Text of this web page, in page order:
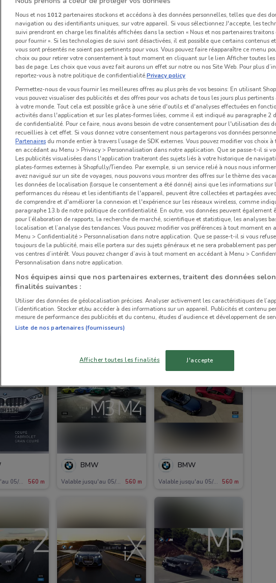
560 m
Valable jusqu'au 05/11 560 m
BMW
Valable jusqu'au 05/11 560 m
BMW
Valable jusqu'au 05/11 560 m
Nous et nos 1012partenaires stockons et accédons à des données personnelles, telles que des
navigation ou des identifiants uniques, sur votre appareil. Si vous sélectionnez J'accepte, les
suivi prendront en charge les finalités affichées dans la section « Nous et nos partenaires traitons
pour fournir ». Si les technologies de suivi sont désactivées, il est possible que certains contenus
vous sont présentés ne soient pas pertinents pour vous. Vous pouvez faire réapparaître ce menu
choix ou pour retirer votre consentement à tout moment en cliquant sur le lien Afficher toutes
bas de page. Les choix que vous avez fait aurons un effet sur notre ou nos Site Web. Pour plus
reportez-vous à notre politique de confidentialité.Privacy policy
Permettez-nous de vous fournir les meilleures offres au plus près de vos besoins: En utilisant
vous pouvez visualiser des publicités et des offres pour vos achats de tous les jours plus pertinents
à votre monde. Tout cela est possible grâce à une série d'outils et d'analyses effectuées en
activités dans l'application et sur les plates-formes liées, comme il est indiqué au paragraphe 2
de confidentialité. Pour ce faire, nous avons besoin de votre consentement pour l'utilisation des
recueillies à cet effet. Si vous donnez votre consentement nous partagerons vos données
Partenaires du monde entier à travers l’usage de SDK externes. Vous pouvez modifier vos choix
en accédant au Menu > Privacy > Personnalisation dans notre application. Que se passe-t-il si
Les publicités visualisées dans l'application traiteront des sujets liés à votre historique de
plates-formes externes à Shopfully/Tiendeo. Par exemple, si un service relié à nous nous
avez navigué sur un site de voyages, nous pouvons vous montrer des offres sur le thème des
les données de localisation (lorsque le consentement a été donné) ainsi que les informations sur
performances du réseau et les identifiants de l'appareil, peuvent être collectées et partagées
de comprendre et d'améliorer la connexion et l'expérience sur les réseaux wireless, comme
paragraphe 13.b de notre politique de confidentialité. En outre, vos données peuvent également
pour l’élaboration de rapports, la recherche de marché, scientifique et statistique, les analyses
localisation et l’analyse des tendances. Vous pouvez modifier vos préférences à tout moment en
Menu > Confidentialité > Personnalisation dans notre application. Que se passe-t-il si vous
toujours de la publicité, mais elle portera sur des sujets généraux et ne sera probablement pas
vos centres d’intérêt. Vous pouvez changer d’avis à tout moment en accédant à Menu >
Personnalisation dans notre application.
Nos équipes ainsi que nos partenaires externes, traitent des données
finalités suivantes :
Utiliser des données de géolocalisation précises. Analyser activement les caractéristiques de
l’identification. Stocker et/ou accéder à des informations sur un appareil. Publicités et contenu
mesure de performance des publicités et du contenu, études d’audience et développement de
Liste de nos partenaires (fournisseurs)
Afficher toutes les finalités J'accepte